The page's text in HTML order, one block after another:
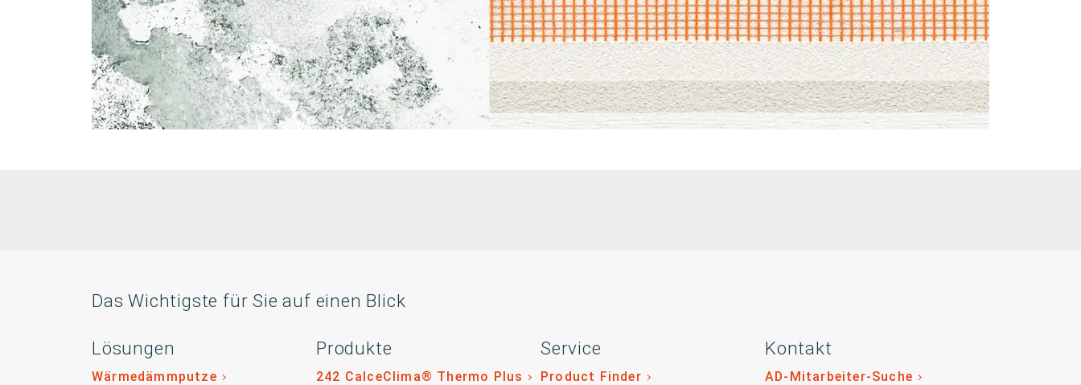
Das Wichtigste für Sie auf einen Blick
Lösungen
Wärmedämmputze
Produkte
242 CalceClima® Thermo Plus
Service
Product Finder
Kontakt
AD-Mitarbeiter-Suche